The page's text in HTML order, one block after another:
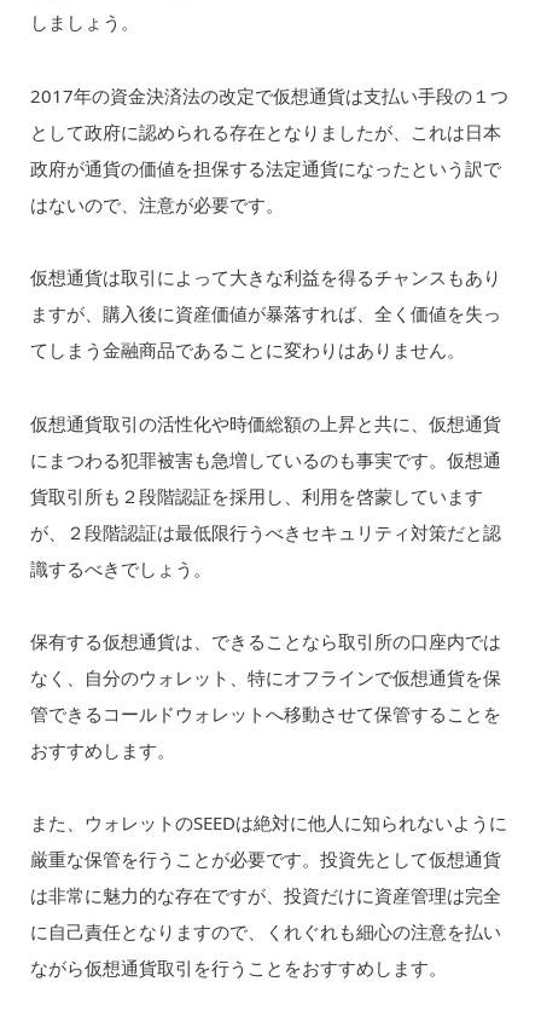
しましょう。
2017年の資金決済法の改定で仮想通貨は支払い手段の１つ
として政府に認められる存在となりましたが、これは日本
政府が通貨の価値を担保する法定通貨になったという訳で
はないので、注意が必要です。
仮想通貨は取引によって大きな利益を得るチャンスもあり
ますが、購入後に資産価値が暴落すれば、全く価値を失っ
てしまう金融商品であることに変わりはありません。
仮想通貨取引の活性化や時価総額の上昇と共に、仮想通貨
にまつわる犯罪被害も急増しているのも事実です。仮想通
貨取引所も２段階認証を採用し、利用を啓蒙しています
が、２段階認証は最低限行うべきセキュリティ対策だと認
識するべきでしょう。
保有する仮想通貨は、できることなら取引所の口座内では
なく、自分のウォレット、特にオフラインで仮想通貨を保
管できるコールドウォレットへ移動させて保管することを
おすすめします。
また、ウォレットのSEEDは絶対に他人に知られないように
厳重な保管を行うことが必要です。投資先として仮想通貨
は非常に魅力的な存在ですが、投資だけに資産管理は完全
に自己責任となりますので、くれぐれも細心の注意を払い
ながら仮想通貨取引を行うことをおすすめします。